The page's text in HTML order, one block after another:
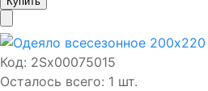
Код: 2Sх00075015
Осталось всего: 1 шт.